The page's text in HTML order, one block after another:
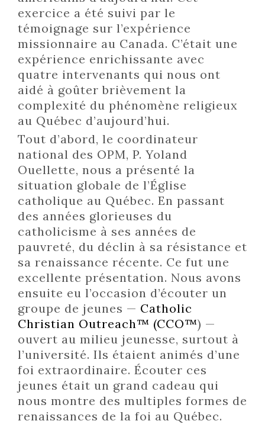
exercice a été suivi par le
témoignage sur l’expérience
missionnaire au Canada. C’était une
expérience enrichissante avec
quatre intervenants qui nous ont
aidé à goûter brièvement la
complexité du phénomène religieux
au Québec d’aujourd’hui.
Tout d’abord, le coordinateur
national des OPM, P. Yoland
Ouellette, nous a présenté la
situation globale de l’Église
catholique au Québec. En passant
des années glorieuses du
catholicisme à ses années de
pauvreté, du déclin à sa résistance et
sa renaissance récente. Ce fut une
excellente présentation. Nous avons
ensuite eu l’occasion d’écouter un
groupe de jeunes — Catholic
Christian Outreach™ (CCO™) —
ouvert au milieu jeunesse, surtout à
l’université. Ils étaient animés d’une
foi extraordinaire. Écouter ces
jeunes était un grand cadeau qui
nous montre des multiples formes de
renaissances de la foi au Québec.